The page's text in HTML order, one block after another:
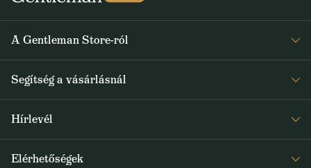
A Gentleman Store-ról
Rólunk
Journal
Segítség a vásárlásnál
Hírlevél
a speciális kínálatokról
Elérhetőségek